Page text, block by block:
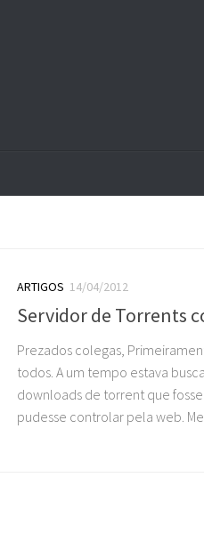
ARTIGOS 14/04/2012
Servidor de Torrents
Prezados colegas,
todos. A um tempo estava
downloads de torrent que
pudesse controlar pela web.